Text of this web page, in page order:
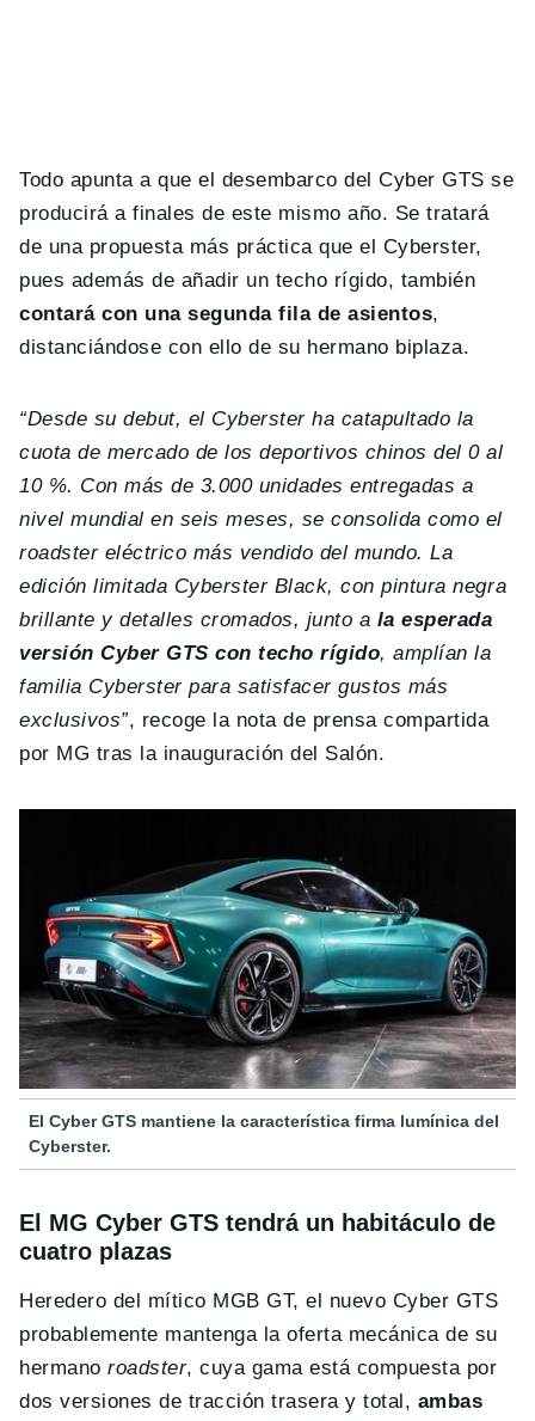
Todo apunta a que el desembarco del Cyber GTS se
producirá a finales de este mismo año. Se tratará
de una propuesta más práctica que el Cyberster,
pues además de añadir un techo rígido, también
contará con una segunda fila de asientos,
distanciándose con ello de su hermano biplaza.
“Desde su debut, el Cyberster ha catapultado la
cuota de mercado de los deportivos chinos del 0 al
10 %. Con más de 3.000 unidades entregadas a
nivel mundial en seis meses, se consolida como el
roadster eléctrico más vendido del mundo. La
edición limitada Cyberster Black, con pintura negra
brillante y detalles cromados, junto a la esperada
versión Cyber GTS con techo rígido, amplían la
familia Cyberster para satisfacer gustos más
exclusivos”, recoge la nota de prensa compartida
por MG tras la inauguración del Salón.
El Cyber GTS mantiene la característica firma lumínica del
Cyberster.
El MG Cyber GTS tendrá un habitáculo de
cuatro plazas
Heredero del mítico MGB GT, el nuevo Cyber GTS
probablemente mantenga la oferta mecánica de su
hermanoroadster, cuya gama está compuesta por
dos versiones de tracción trasera y total, ambas